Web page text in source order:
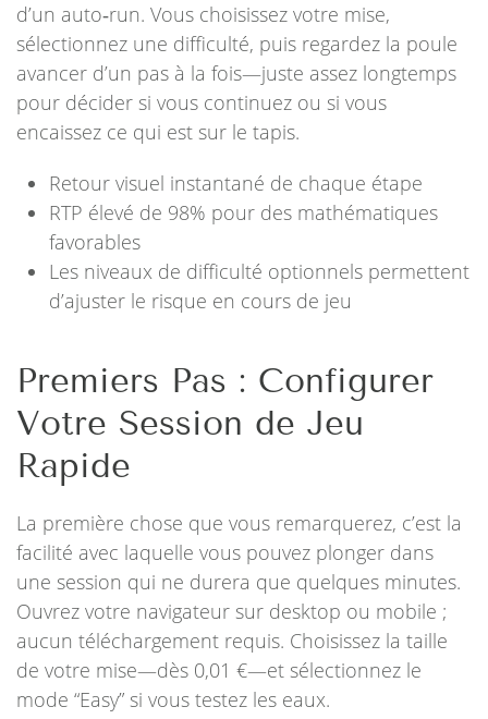
d’un auto‑run. Vous choisissez votre mise,
sélectionnez une difficulté, puis regardez la poule
avancer d’un pas à la fois—juste assez longtemps
pour décider si vous continuez ou si vous
encaissez ce qui est sur le tapis.
Retour visuel instantané de chaque étape
RTP élevé de 98% pour des mathématiques
favorables
Les niveaux de difficulté optionnels permettent
d’ajuster le risque en cours de jeu
Premiers Pas : Configurer
Votre Session de Jeu
Rapide
La première chose que vous remarquerez, c’est la
facilité avec laquelle vous pouvez plonger dans
une session qui ne durera que quelques minutes.
Ouvrez votre navigateur sur desktop ou mobile ;
aucun téléchargement requis. Choisissez la taille
de votre mise—dès 0,01 €—et sélectionnez le
mode “Easy” si vous testez les eaux.